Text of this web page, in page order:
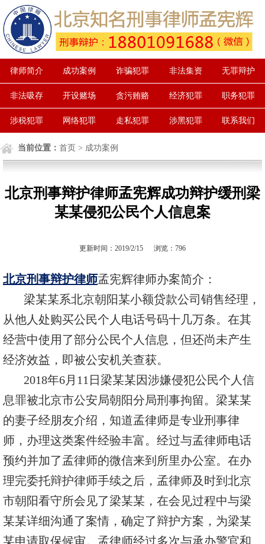
律师简介 成功案例 诈骗犯罪 非法集资 无罪辩护
非法吸存 开设赌场 贪污贿赂 经济犯罪 职务犯罪
涉税犯罪 网络犯罪 走私犯罪 涉黑犯罪 联系我们
当前位置： 首页 > 成功案例
北京刑事辩护律师孟宪辉成功辩护缓刑梁
某某侵犯公民个人信息案
更新时间：2019/2/15 浏览： 796
北京刑事辩护律师孟宪辉律师办案简介：
梁某某系北京朝阳某小额贷款公司销售经理，
从他人处购买公民个人电话号码十几万条。在其
经营中使用了部分公民个人信息，但还尚未产生
经济效益，即被公安机关查获。
2018年6月11日梁某某因涉嫌侵犯公民个人信
息罪被北京市公安局朝阳分局刑事拘留。梁某某
的妻子经朋友介绍，知道孟律师是专业刑事律
师，办理这类案件经验丰富。经过与孟律师电话
预约并加了孟律师的微信来到所里办公室。在办
理完委托辩护律师手续之后，孟律师及时到北京
市朝阳看守所会见了梁某某，在会见过程中与梁
某某详细沟通了案情，确定了辩护方案，为梁某
某申请取保候审。孟律师经过多次与承办警官和